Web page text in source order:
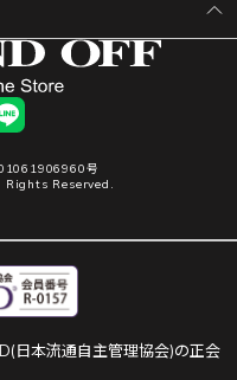
号
Reserved.
日本流通自主管理協会)の正会